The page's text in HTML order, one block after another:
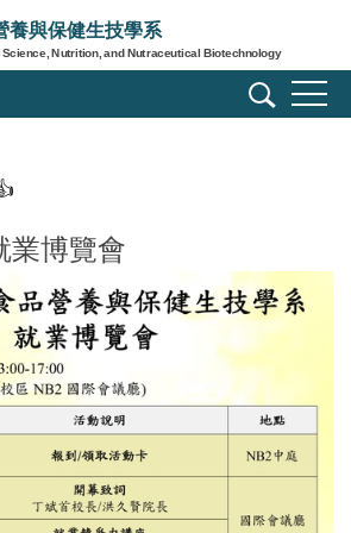
養與保健生技學系
Science, Nutrition, and Nutraceutical Biotechnology
業博覽會